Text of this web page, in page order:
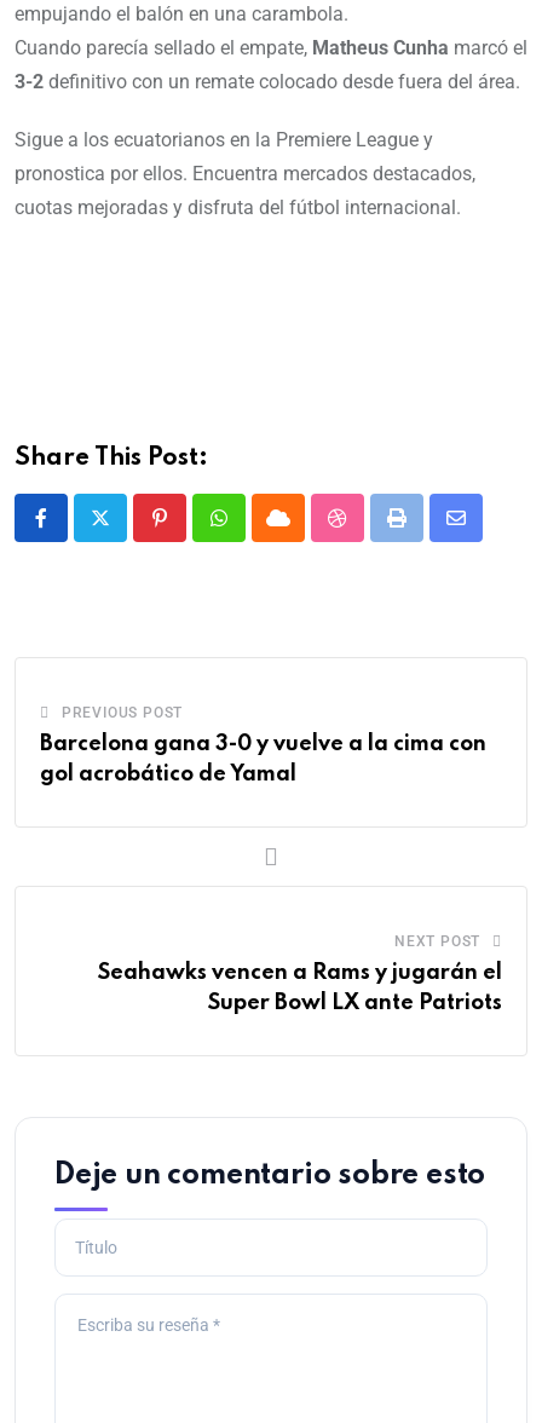
empujando el balón en una carambola.
Cuando parecía sellado el empate, Matheus Cunha marcó el
3-2 definitivo con un remate colocado desde fuera del área.
Sigue a los ecuatorianos en la Premiere League y
pronostica por ellos. Encuentra mercados destacados,
cuotas mejoradas y disfruta del fútbol internacional.
Share This Post:
PREVIOUS POST
Barcelona gana 3-0 y vuelve a la cima con
gol acrobático de Yamal
NEXT POST
Seahawks vencen a Rams y jugarán el
Super Bowl LX ante Patriots
Deje un comentario sobre esto